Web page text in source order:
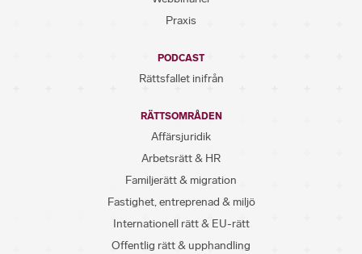
Praxis
PODCAST
Rättsfallet inifrån
RÄTTSOMRÅDEN
Affärsjuridik
Arbetsrätt & HR
Familjerätt & migration
Fastighet, entreprenad & miljö
Internationell rätt & EU-rätt
Offentlig rätt & upphandling